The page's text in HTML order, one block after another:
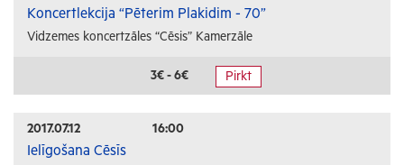
Koncertlekcija “Pēterim Plakidim - 70”
Vidzemes koncertzāles “Cēsis” Kamerzāle
3€ - 6€ Pirkt
2017.07.12 16:00
Ielīgošana Cēsīs